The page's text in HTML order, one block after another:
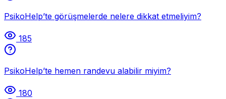
PsikoHelp’te görüşmelerde nelere dikkat etmeliyim?
185
PsikoHelp’te hemen randevu alabilir miyim?
180